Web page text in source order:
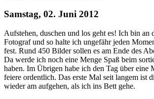
Samstag, 02. Juni 2012
Aufstehen, duschen und los geht es! Ich bin an
Fotograf und so halte ich ungefähr jeden
fest. Rund 450 Bilder sollen es am Ende des
Da werde ich noch eine Menge Spaß beim
haben. Im Übrigen habe ich den Tag über eine
feiere ordentlich. Das erste Mal seit langem ist
wieder am aufgehen, als ich ins Bett gehe.